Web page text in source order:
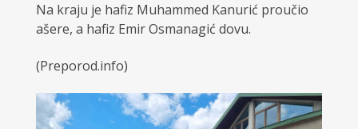
Na kraju je hafiz Muhammed Kanurić proučio
ašere, a hafiz Emir Osmanagić dovu.
(Preporod.info)